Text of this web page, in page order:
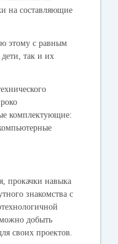
на составляющие
этому с равным
дети, так и их
комплектующие:
прокачки навыка
знакомства с
добыть
своих проектов.